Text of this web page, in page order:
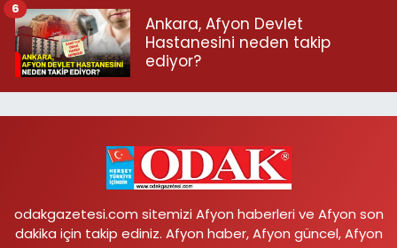
Ankara, Afyon Devlet
Hastanesini neden takip
ediyor?
6
odakgazetesi.com sitemizi Afyon haberleri ve Afyon son
dakika için takip ediniz. Afyon haber, Afyon güncel, Afyon